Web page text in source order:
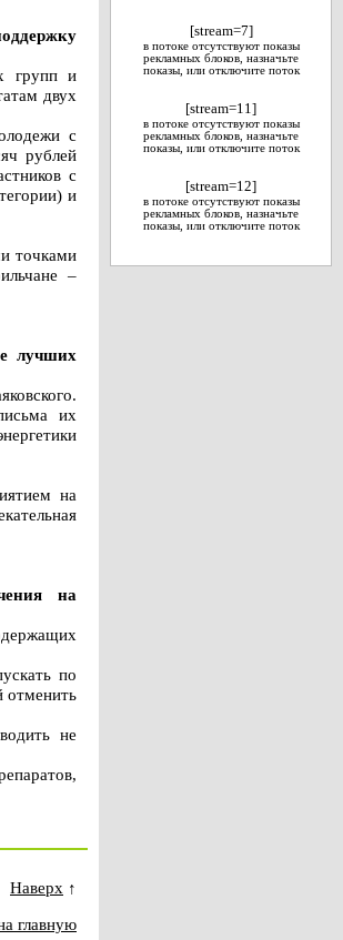
групп и
двух
с
рублей
с
и
точками
–
лучших
их
на
на
по
отменить
не
Наверх ↑
главную
[stream=7]
в потоке отсутствуют показы
рекламных блоков, назначьте
показы, или отключите поток
[stream=11]
в потоке отсутствуют показы
рекламных блоков, назначьте
показы, или отключите поток
[stream=12]
в потоке отсутствуют показы
рекламных блоков, назначьте
показы, или отключите поток